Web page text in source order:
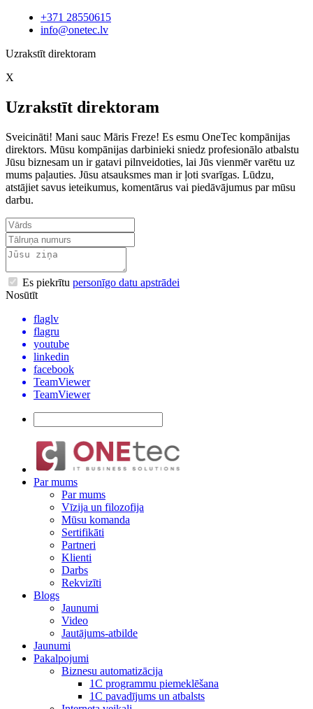
+371 28550615
info@onetec.lv
Uzrakstīt direktoram
X
Uzrakstīt direktoram
Sveicināti! Mani sauc Māris Freze! Es esmu OneTec kompānijas
direktors. Mūsu kompānijas darbinieki sniedz profesionālo atbalstu
Jūsu biznesam un ir gatavi pilnveidoties, lai Jūs vienmēr varētu uz
mums paļauties. Jūsu atsauksmes man ir ļoti svarīgas. Lūdzu,
atstājiet savus ieteikumus, komentārus vai piedāvājumus par mūsu
darbu.
Es piekrītu personīgo datu apstrādei
Nosūtīt
flaglv
flagru
youtube
linkedin
facebook
TeamViewer
TeamViewer
Par mums
Par mums
Vīzija un filozofija
Mūsu komanda
Sertifikāti
Partneri
Klienti
Darbs
Rekvizīti
Blogs
Jaunumi
Video
Jautājums-atbilde
Jaunumi
Pakalpojumi
Biznesu automatizācija
1С programmu piemeklēšana
1С pavadījums un atbalsts